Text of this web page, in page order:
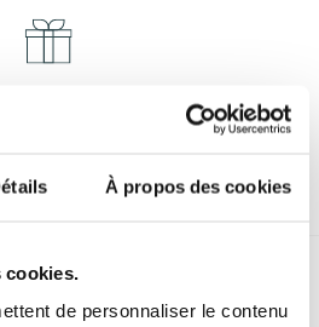
À propos des cookies
de personnaliser le contenu